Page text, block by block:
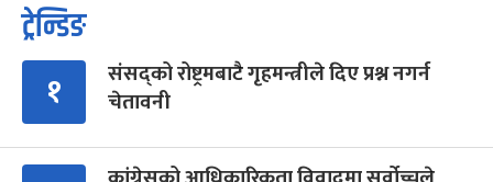
ट्रेन्डिङ
१
संसद्को रोष्ट्रमबाटै गृहमन्त्रीले दिए प्रश्न नगर्न
चेतावनी